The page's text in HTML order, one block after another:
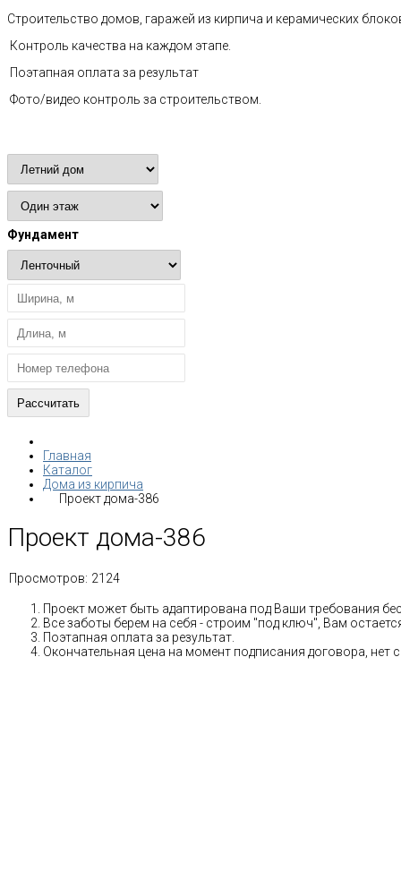
Строительство домов, гаражей из кирпича и керамических
Контроль качества на каждом этапе.
Поэтапная оплата за результат
Фото/видео контроль за строительством.
Фундамент
Главная
Каталог
Дома из кирпича
Проект дома-386
Проект дома-386
Просмотров: 2124
Проект может быть адаптирована под Ваши требования
Все заботы берем на себя - строим "под ключ", Вам
Поэтапная оплата за результат.
Окончательная цена на момент подписания договора, нет